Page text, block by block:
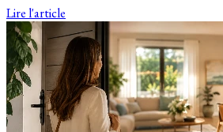
Lire l'article